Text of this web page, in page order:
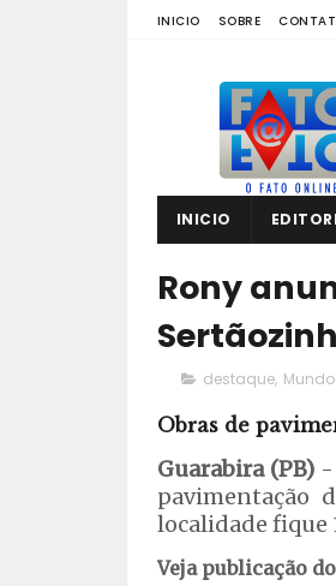
INICIO SOBRE
INICIO
Rony
destaque, Mundo
Obras de
Guarabira (PB)-
pavimentação
localidade fique
Veja publicação